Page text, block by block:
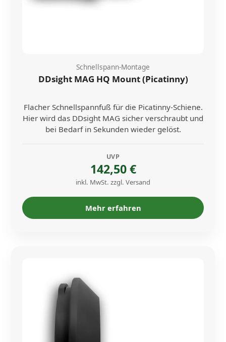
Schnellspann-Montage
DDsight MAG HQ Mount (Picatinny)
Flacher Schnellspannfuß für die Picatinny-Schiene.
Hier wird das DDsight MAG sicher verschraubt und
bei Bedarf in Sekunden wieder gelöst.
UVP
142,50 €
inkl. MwSt. zzgl. Versand
Mehr erfahren